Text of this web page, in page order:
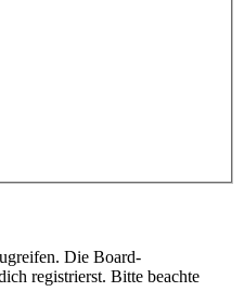
Die Board-
registrierst. Bitte beachte